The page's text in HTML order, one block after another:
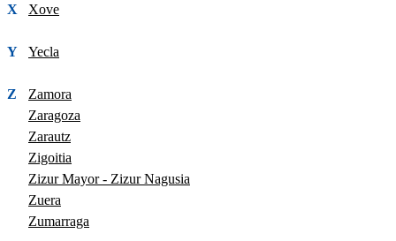
X Xove
Y Yecla
Z
Zamora
Zaragoza
Zarautz
Zigoitia
Zizur Mayor - Zizur Nagusia
Zuera
Zumarraga